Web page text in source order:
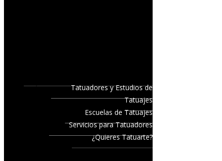
Tatuadores y Estudios de
Tatuajes
Escuelas de Tatuajes
Servicios para Tatuadores
¿Quieres Tatuarte?